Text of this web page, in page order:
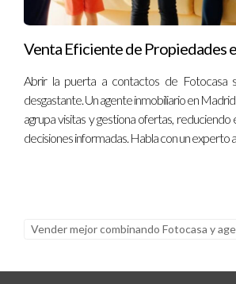
Venta Eficiente de Propiedades
Abrir la puerta a contactos de Fotocasa
desgastante. Un agente inmobiliario en
agrupa visitas y gestiona ofertas, reduciendo
decisiones informadas. Habla con un experto
Vender mejor combinando Fotocasa y